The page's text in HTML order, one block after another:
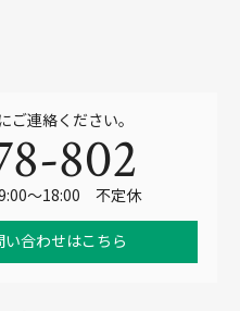
ご連絡ください。
802
9:00～18:00 不定休
い合わせはこちら